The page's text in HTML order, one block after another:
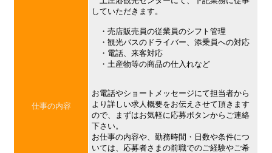
仕事の内容
していただきます。
・売店販売員の従業員のシフト管理
・観光バスのドライバー、添乗員への対応
・電話、来客対応
・土産物等の商品の仕入れなど
お電話やショートメッセージにて担当者から
より詳しい求人概要をお伝えさせて頂きます
ので、まずはお気軽に応募ボタンからご連絡
下さい。
お仕事の内容や、勤務時間・日数や条件につ
いては、応募者さまの前職でのご経験やご希